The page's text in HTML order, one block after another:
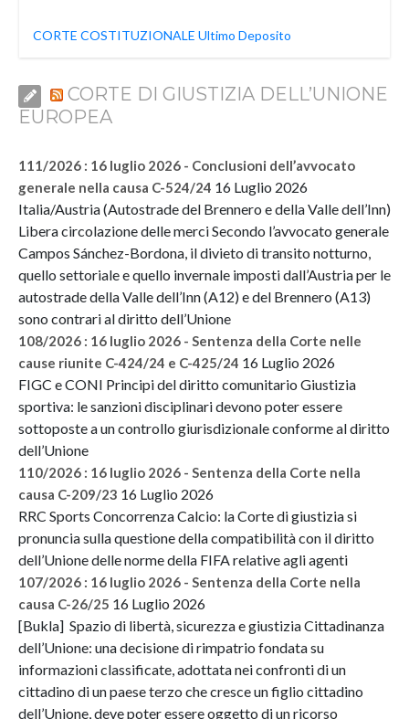
CORTE COSTITUZIONALE Ultimo Deposito
CORTE DI GIUSTIZIA DELL’UNIONE
EUROPEA
111/2026 : 16 luglio 2026 - Conclusioni dell’avvocato
generale nella causa C-524/24 16 Luglio 2026
Italia/Austria (Autostrade del Brennero e della Valle dell’Inn)
Libera circolazione delle merci Secondo l’avvocato generale
Campos Sánchez-Bordona, il divieto di transito notturno,
quello settoriale e quello invernale imposti dall’Austria per le
autostrade della Valle dell’Inn (A12) e del Brennero (A13)
sono contrari al diritto dell’Unione
108/2026 : 16 luglio 2026 - Sentenza della Corte nelle
cause riunite C-424/24 e C-425/24 16 Luglio 2026
FIGC e CONI Principi del diritto comunitario Giustizia
sportiva: le sanzioni disciplinari devono poter essere
sottoposte a un controllo giurisdizionale conforme al diritto
dell’Unione
110/2026 : 16 luglio 2026 - Sentenza della Corte nella
causa C-209/23 16 Luglio 2026
RRC Sports Concorrenza Calcio: la Corte di giustizia si
pronuncia sulla questione della compatibilità con il diritto
dell’Unione delle norme della FIFA relative agli agenti
107/2026 : 16 luglio 2026 - Sentenza della Corte nella
causa C-26/25 16 Luglio 2026
[Bukla] Spazio di libertà, sicurezza e giustizia Cittadinanza
dell’Unione: una decisione di rimpatrio fondata su
informazioni classificate, adottata nei confronti di un
cittadino di un paese terzo che cresce un figlio cittadino
dell’Unione, deve poter essere oggetto di un ricorso